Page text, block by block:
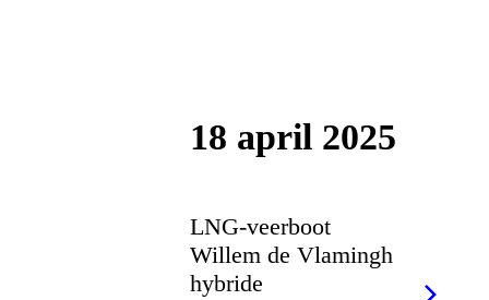
18 april 2025
LNG-veerboot
Willem de Vlamingh
hybride